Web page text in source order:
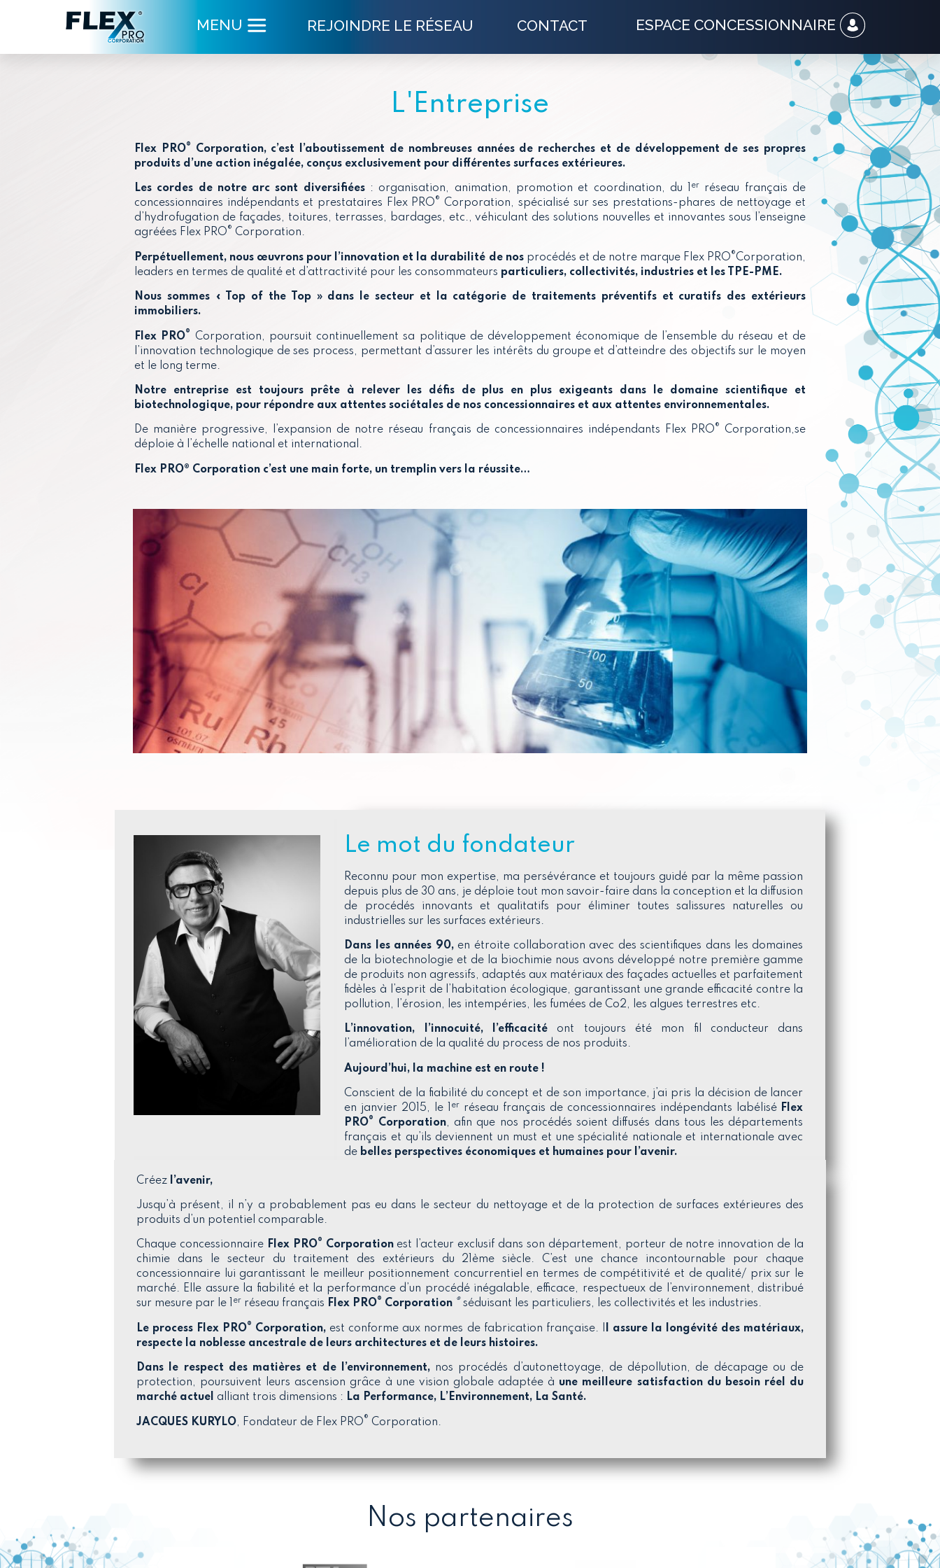
MENU REJOINDRE LE RÉSEAU CONTACT ESPACE CONCESSIONNAIRE
L'Entreprise
Flex PRO® Corporation, c’est l’aboutissement de nombreuses années de recherches et de développement de ses propres
produits d’une action inégalée, conçus exclusivement pour différentes surfaces extérieures.
Les cordes de notre arc sont diversifiées: organisation, animation, promotion et coordination, du 1 er
réseau français de
concessionnaires indépendants et prestataires Flex PRO® Corporation, spécialisé sur ses prestations-phares de nettoyage et
d’hydrofugation de façades, toitures, terrasses, bardages, etc., véhiculant des solutions nouvelles et innovantes sous l’enseigne
agréées Flex PRO® Corporation.
Perpétuellement, nous œuvrons pour l’innovation et la durabilité de nos procédés et de notre marque Flex PRO®Corporation,
leaders en termes de qualité et d’attractivité pour les consommateurs particuliers, collectivités, industries et les TPE-PME.
Nous sommes « Top of the Top » dans le secteur et la catégorie de traitements préventifs et curatifs des extérieurs
immobiliers.
Flex PRO®
Corporation, poursuit continuellement sa politique de développement économique de l’ensemble du réseau et de
l’innovation technologique de ses process, permettant d’assurer les intérêts du groupe et d’atteindre des objectifs sur le moyen
et le long terme.
Notre entreprise est toujours prête à relever les défis de plus en plus exigeants dans le domainescientifique et
biotechnologique, pour répondre aux attentes sociétales de nos concessionnaires et aux attentes environnementales.
De manière progressive, l’expansion de notre réseau français de concessionnaires indépendants Flex PRO®
Corporation,se
déploie à l’échelle national et international.
Flex PRO® Corporation c’est une main forte, un tremplin vers la réussite…
Le mot du fondateur
Reconnu pour mon expertise, ma persévérance et toujours guidé par la même passion
depuis plus de 30 ans, je déploie tout mon savoir-faire dans la conception et la diffusion
de procédés innovants et qualitatifs pour éliminer toutes salissures naturelles ou
industrielles sur les surfaces extérieurs.
Dans les années 90,en étroite collaboration avec des scientifiques dans les domaines
de la biotechnologie et de la biochimie nous avons développé notre première gamme
de produits non agressifs, adaptés aux matériaux des façades actuelles et parfaitement
fidèles à l’esprit de l’habitation écologique, garantissant une grande efficacité contre la
pollution, l’érosion, les intempéries, les fumées de Co2, les algues terrestres etc.
L’innovation, l’innocuité, l’efficacité ont toujours été mon fil conducteur dans
l’amélioration de la qualité du process de nos produits.
Aujourd’hui, la machine est en route !
Conscient de la fiabilité du concept et de son importance, j’ai pris la décision de lancer
en janvier 2015, le 1 er réseau français de concessionnaires indépendants labélisé Flex
PRO® Corporation, afin que nos procédés soient diffusés dans tous les départements
français et qu’ils deviennent un must et une spécialité nationale et internationale avec
de belles perspectives économiques et humaines pour l’avenir.
Créez l’avenir,
Jusqu’à présent, il n’y a probablement pas eu dans le secteur du nettoyage et de la protection de surfaces extérieures des
produits d’un potentiel comparable.
Chaque concessionnaire Flex PRO® Corporationest l’acteur exclusif dans son département, porteur de notre innovation de la
chimie dans le secteur du traitement des extérieurs du 21ème siècle. C’est une chance incontournable pour chaque
concessionnaire lui garantissant le meilleur positionnement concurrentiel en termes de compétitivité et de qualité/ prix sur le
marché. Elle assure la fiabilité et la performance d’un procédé inégalable, efficace, respectueux de l’environnement, distribué
sur mesure par le 1 er réseau français Flex PRO® Corporation ® séduisant les particuliers, les collectivités et les industries.
Le process Flex PRO® Corporation, est conforme aux normes de fabrication française. I
l assure la longévité des matériaux,
respecte la noblesse ancestrale de leurs architectures et de leurs histoires.
Dans le respect des matières et de l’environnement,nos procédés d’autonettoyage, de dépollution, de décapage ou de
protection, poursuivent leurs ascension grâce à une vision globale adaptée à une meilleure satisfaction du besoin réel du
marché actuel alliant trois dimensions : La Performance, L’Environnement, La Santé.
JACQUES KURYLO, Fondateur de Flex PRO® Corporation.
Nos partenaires